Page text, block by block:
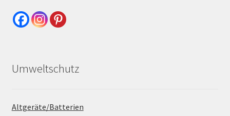
Umweltschutz
Altgeräte/Batterien